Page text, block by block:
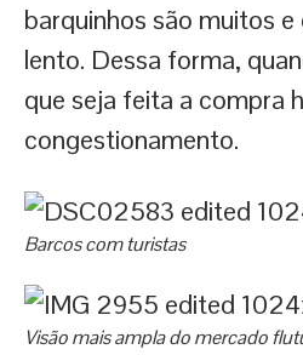
barquinhos são muitos
lento. Dessa forma,
que seja feita a compra
congestionamento.
Barcos com turistas
Visão mais ampla do mercado